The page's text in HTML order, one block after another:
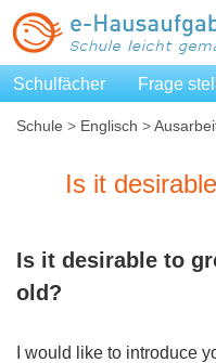
Schulfächer Frage
Schule > Englisch >
Is it
Is it desirable to
old ?
I would like to introduce